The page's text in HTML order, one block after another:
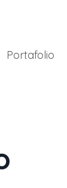
Portafolio